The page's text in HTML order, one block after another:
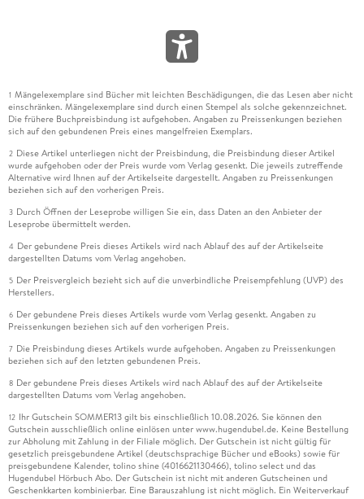
1 Mängelexemplare sind Bücher mit leichten Beschädigungen, die das Lesen aber nicht
einschränken. Mängelexemplare sind durch einen Stempel als solche gekennzeichnet.
Die frühere Buchpreisbindung ist aufgehoben. Angaben zu Preissenkungen beziehen
sich auf den gebundenen Preis eines mangelfreien Exemplars.
2 Diese Artikel unterliegen nicht der Preisbindung, die Preisbindung dieser Artikel
wurde aufgehoben oder der Preis wurde vom Verlag gesenkt. Die jeweils zutreffende
Alternative wird Ihnen auf der Artikelseite dargestellt. Angaben zu Preissenkungen
beziehen sich auf den vorherigen Preis.
3 Durch Öffnen der Leseprobe willigen Sie ein, dass Daten an den Anbieter der
Leseprobe übermittelt werden.
4 Der gebundene Preis dieses Artikels wird nach Ablauf des auf der Artikelseite
dargestellten Datums vom Verlag angehoben.
5 Der Preisvergleich bezieht sich auf die unverbindliche Preisempfehlung (UVP) des
Herstellers.
6 Der gebundene Preis dieses Artikels wurde vom Verlag gesenkt. Angaben zu
Preissenkungen beziehen sich auf den vorherigen Preis.
7 Die Preisbindung dieses Artikels wurde aufgehoben. Angaben zu Preissenkungen
beziehen sich auf den letzten gebundenen Preis.
8 Der gebundene Preis dieses Artikels wird nach Ablauf des auf der Artikelseite
dargestellten Datums vom Verlag angehoben.
12 Ihr Gutschein SOMMER13 gilt bis einschließlich 10.08.2026. Sie können den
Gutschein ausschließlich online einlösen unter www.hugendubel.de. Keine Bestellung
zur Abholung mit Zahlung in der Filiale möglich. Der Gutschein ist nicht gültig für
gesetzlich preisgebundene Artikel (deutschsprachige Bücher und eBooks) sowie für
preisgebundene Kalender, tolino shine (4016621130466), tolino select und das
Hugendubel Hörbuch Abo. Der Gutschein ist nicht mit anderen Gutscheinen und
Geschenkkarten kombinierbar. Eine Barauszahlung ist nicht möglich. Ein Weiterverkauf